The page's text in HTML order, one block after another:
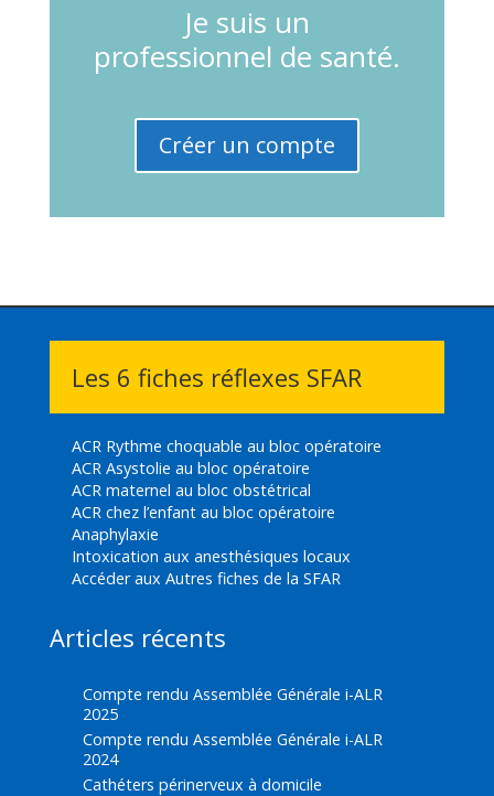
Je suis un
professionnel de santé.
Créer un compte
Les 6 fiches réflexes SFAR
ACR Rythme choquable au bloc opératoire
ACR Asystolie au bloc opératoire
ACR maternel au bloc obstétrical
ACR chez l’enfant au bloc opératoire
Anaphylaxie
Intoxication aux anesthésiques locaux
Accéder aux Autres fiches de la SFAR
Articles récents
Compte rendu Assemblée Générale i-ALR
2025
Compte rendu Assemblée Générale i-ALR
2024
Cathéters périnerveux à domicile